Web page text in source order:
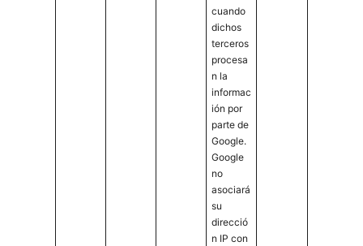
cuando
dichos
terceros
procesa
n la
informac
ión por
parte de
Google.
Google
no
asociará
su
direcció
n IP con